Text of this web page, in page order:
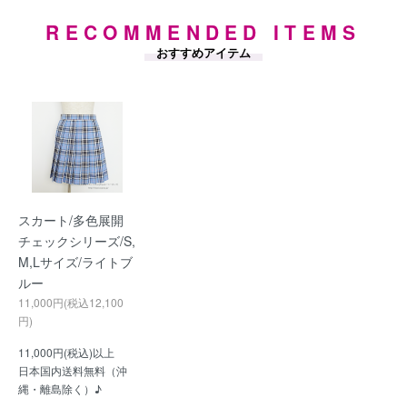
RECOMMENDED ITEMS
おすすめアイテム
スカート/多色展開
チェックシリーズ/S,
M,Lサイズ/ライトブ
ルー
11,000円(税込12,100
円)
11,000円(税込)以上
日本国内送料無料（沖
縄・離島除く）♪